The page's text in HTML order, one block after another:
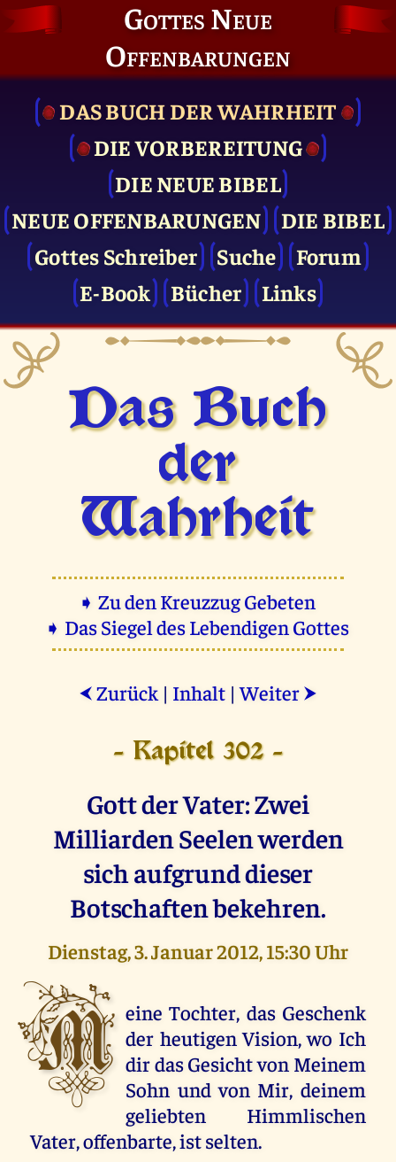
Gottes Neue
Offenbarungen
DAS BUCH DER WAHRHEIT
DIE VOR­BEREITUNG
DIE NEUE BIBEL
NEUE OFFENBARUNGEN
DIE BIBEL
Gottes Schreiber
Suche
Forum
E-Book
Bücher Links
Das Buch
der
Wahrheit
➧ Zu den Kreuzzug Gebeten
➧ Das Siegel des Lebendigen Gottes
⮜ Zurück | Inhalt |Weiter ⮞
- Kapitel 302 -
Gott der Vater: Zwei
Milliarden Seelen werden
sich aufgrund dieser
Botschaften bekehren.
Dienstag, 3. Januar 2012, 15:30 Uhr
M eine Tochter, das Geschenk
der heutigen Vision, wo Ich
dir das Gesicht von Meinem
Sohn und von Mir, deinem
geliebten Himmlischen
Vater, offenbarte, ist selten.